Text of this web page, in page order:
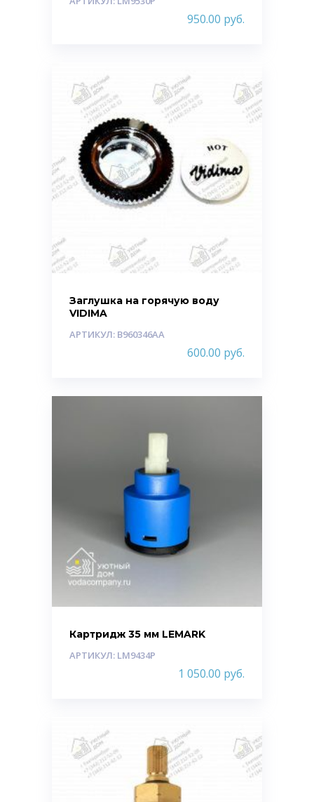
950.00 руб.
Заглушка на горячую воду
VIDIMA
АРТИКУЛ: B960346AA
600.00 руб.
Картридж 35 мм LEMARK
АРТИКУЛ: LM9434P
1 050.00 руб.